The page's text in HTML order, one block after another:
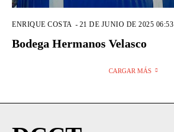
ENRIQUE COSTA - 21 DE JUNIO DE 2025 06:53
Bodega Hermanos Velasco
CARGAR MÁS